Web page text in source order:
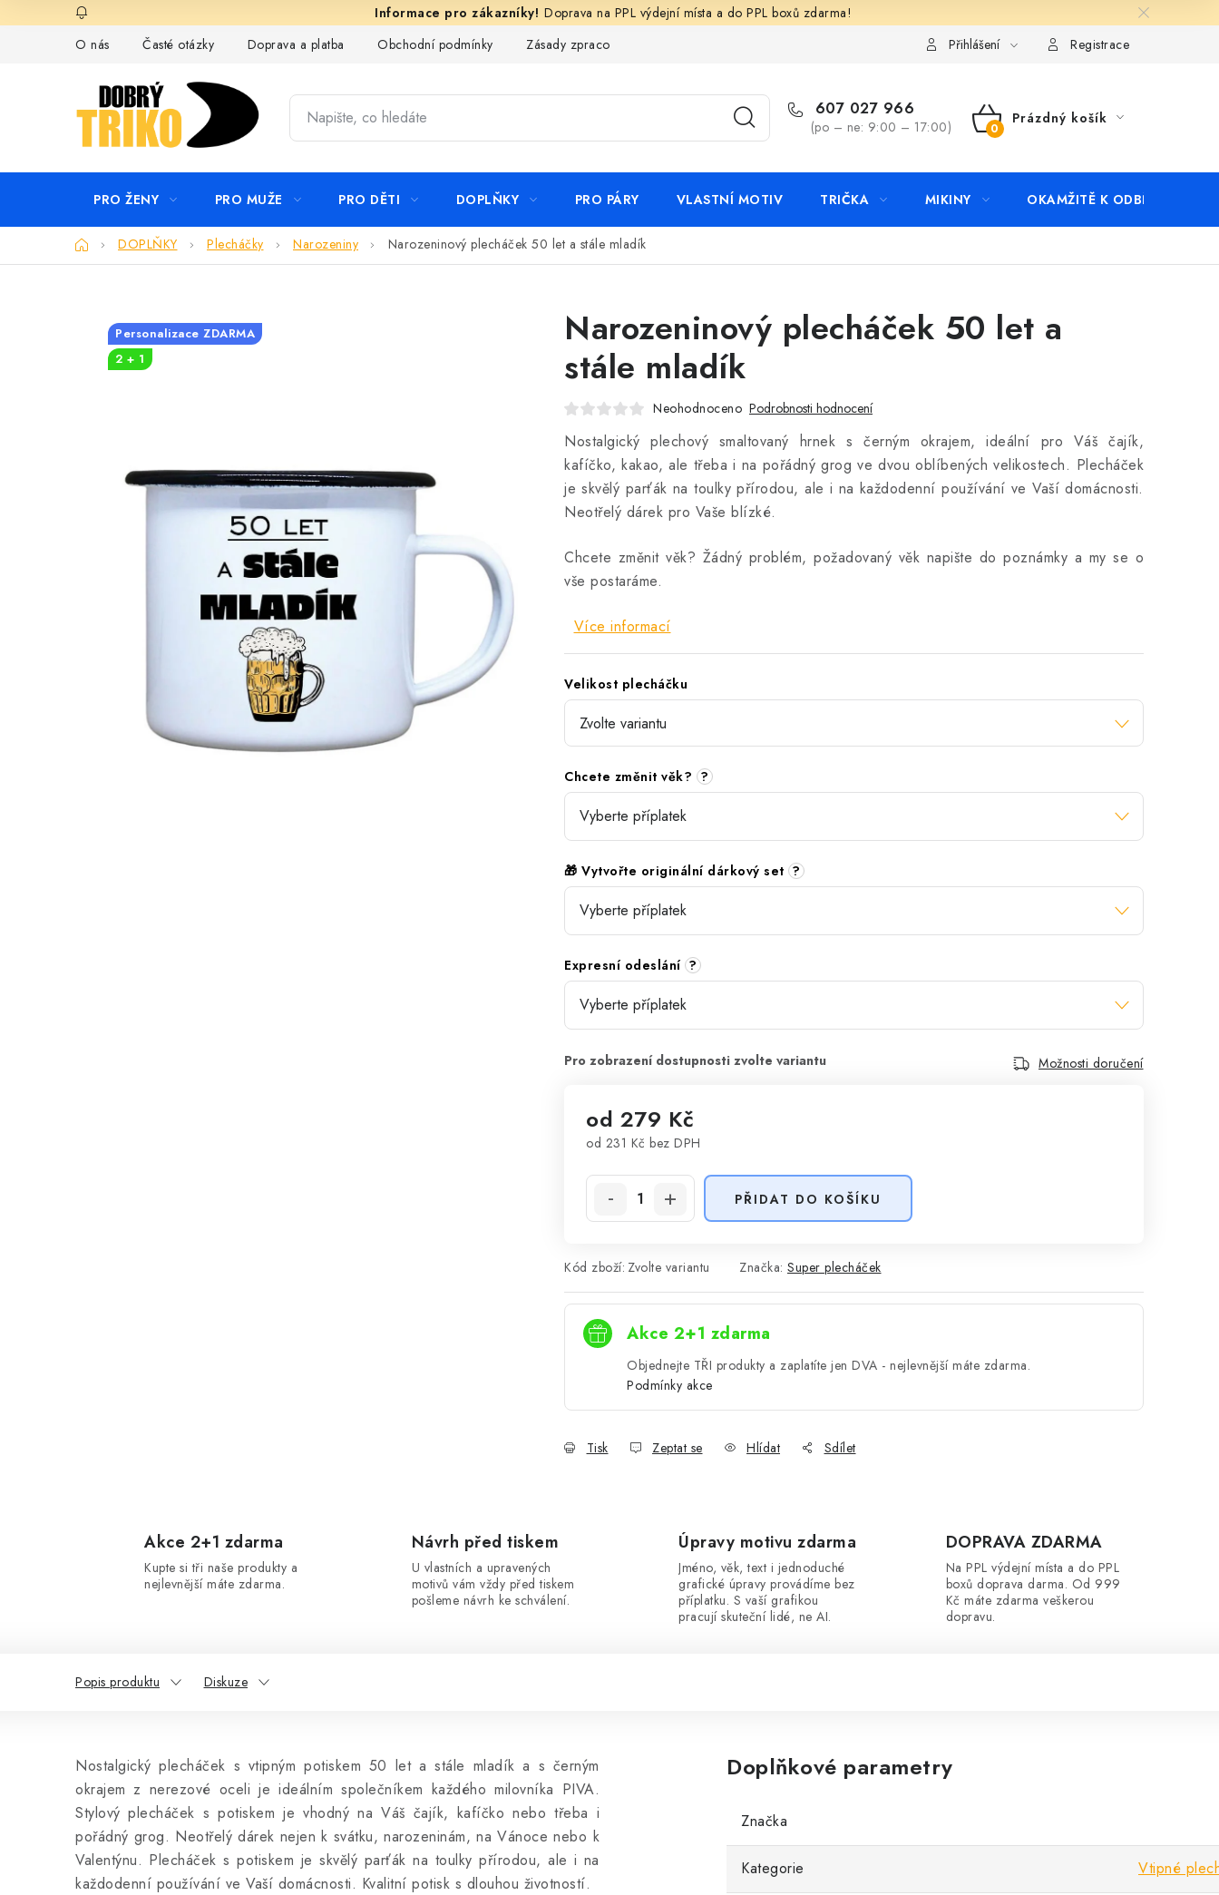
na
Doprava na PPL výdejní místa a do PPL boxů zdarma!
O nás
Časté otázky Doprava a platba Obchodní podmínky Zásady zpracování ochrany osobních údajů KontaktyPřihlášení Registrace
607 027 966
(po – ne: 9:00 – 17:00)
NÁKUPNÍ
Prázdný košík
PRO ŽENY PRO MUŽE PRO DĚTI DOPLŇKY PRO PÁRY VLASTNÍ MOTIV TRIČKA MIKINY OKAMŽITĚ K ODBĚRU
DomůDOPLŇKY Plecháčky Narozeniny Narozeninový plecháček 50 let a stále mladík
Narozeninový plecháček 50 let a
stále mladík
Neohodnoceno Podrobnosti hodnocení
Nostalgický plechový smaltovaný hrnek s černým okrajem, ideální pro Váš čajík,
kafíčko, kakao, ale třeba i na pořádný grog ve dvou oblíbených velikostech. Plecháček
je skvělý parťák na toulky přírodou, ale i na každodenní používání ve Vaší domácnosti.
Neotřelý dárek pro Vaše blízké.
Chcete změnit věk? Žádný problém, požadovaný věk napište do poznámky a my se o
vše postaráme.
Více informací
Velikost plecháčku
Chcete změnit věk? ?
🎁 Vytvořte originální dárkový set ?
Expresní odeslání ?
Možnosti doručení
od 279 Kč
od 231 Kč bez DPH
PŘIDAT DO KOŠÍKU
Kód zboží: Zvolte variantu Značka: Super plecháček
Akce 2+1 zdarma
Objednejte TŘI produkty a zaplatíte jen DVA - nejlevnější máte zdarma.
Podmínky akce
Tisk Zeptat se Hlídat Sdílet
Personalizace ZDARMA
2 + 1
Akce 2+1 zdarma
Kupte si tři naše produkty a
nejlevnější máte zdarma.
Návrh před tiskem
U vlastních a upravených
motivů vám vždy před tiskem
pošleme návrh ke schválení.
Úpravy motivu zdarma
Jméno, věk, text i jednoduché
grafické úpravy provádíme bez
příplatku. S vaší grafikou
pracují skuteční lidé, ne AI.
DOPRAVA ZDARMA
Na PPL výdejní místa a do PPL
boxů doprava darma. Od 999
Kč máte zdarma veškerou
dopravu.
Popis produktu Diskuze
Nostalgický plecháček s vtipným potiskem 50 let a stále mladík a s černým
okrajem z nerezové oceli je ideálním společníkem každého milovníka PIVA.
Stylový plecháček s potiskem je vhodný na Váš čajík, kafíčko nebo třeba i
pořádný grog. Neotřelý dárek nejen k svátku, narozeninám, na Vánoce nebo k
Valentýnu. Plecháček s potiskem je skvělý parťák na toulky přírodou, ale i na
každodenní používání ve Vaší domácnosti. Kvalitní potisk s dlouhou životností.
Doplňkové parametry
Značka
Kategorie Vtipné